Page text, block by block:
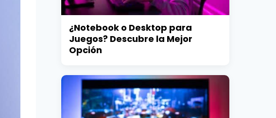
¿Notebook o Desktop para
Juegos? Descubre la Mejor
Opción